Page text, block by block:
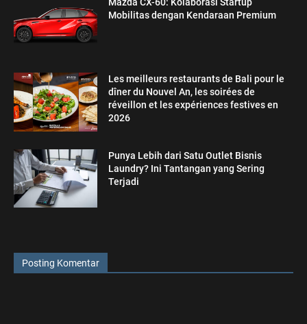
Mazda CX-60: Kolaborasi Startup
Mobilitas dengan Kendaraan Premium
Les meilleurs restaurants de Bali pour le
dîner du Nouvel An, les soirées de
réveillon et les expériences festives en
2026
Punya Lebih dari Satu Outlet Bisnis
Laundry? Ini Tantangan yang Sering
Terjadi
Posting Komentar